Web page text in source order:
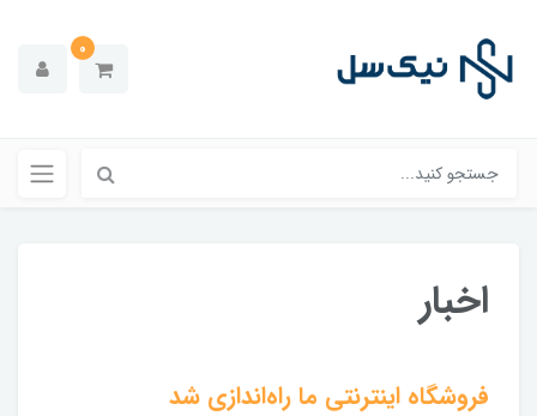
0
اخبار
فروشگاه اینترنتی ما راه‌اندازی شد